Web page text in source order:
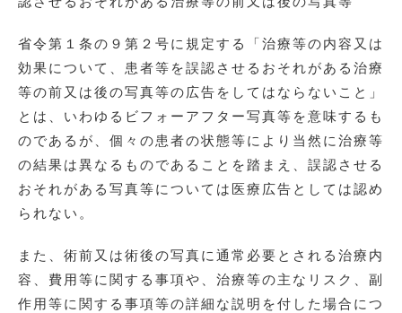
省令第１条の９第２号に規定する「治療等の内容又は
効果について、患者等を誤認させるおそれがある治療
等の前又は後の写真等の広告をしてはならないこと」
とは、いわゆるビフォーアフター写真等を意味するも
のであるが、個々の患者の状態等により当然に治療等
の結果は異なるものであることを踏まえ、誤認させる
おそれがある写真等については医療広告としては認め
られない。
また、術前又は術後の写真に通常必要とされる治療内
容、費用等に関する事項や、治療等の主なリスク、副
作用等に関する事項等の詳細な説明を付した場合につ